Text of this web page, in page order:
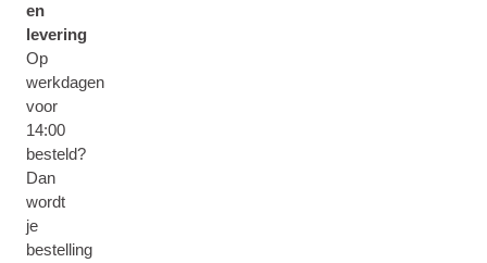
en
levering
Op
werkdagen
voor
14:00
besteld?
Dan
wordt
je
bestelling